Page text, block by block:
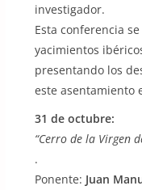
investigador.
Esta conferencia
yacimientos
presentando los
este asentamiento
31 de octubre:
“Cerro de la Virgen
.
Ponente: Juan